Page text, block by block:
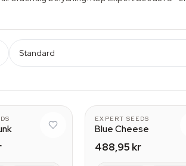
Standard
EXPERT SEEDS
Blue Cheese
488,95 kr